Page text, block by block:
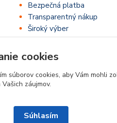
Bezpečná platba
Transparentný nákup
Široký výber
cookies
súborov cookies, aby Vám mohli
záujmov.
Súhlasím